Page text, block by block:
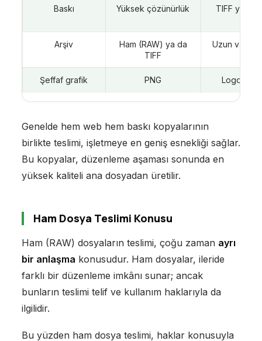
Baskı Yüksek çözünürlük
TIFF ya da
Arşiv
Ham (RAW) ya da
TIFF
Uzun vadeli
Şeffaf grafik PNG Logo,
Genelde hem web hem baskı kopyalarının
birlikte teslimi, işletmeye en geniş esnekliği sağlar.
Bu kopyalar, düzenleme aşaması sonunda en
yüksek kaliteli ana dosyadan üretilir.
Ham Dosya Teslimi Konusu
Ham (RAW) dosyaların teslimi, çoğu zaman ayrı
bir anlaşma konusudur. Ham dosyalar, ileride
farklı bir düzenleme imkânı sunar; ancak
bunların teslimi telif ve kullanım haklarıyla da
ilgilidir.
Bu yüzden ham dosya teslimi, haklar konusuyla